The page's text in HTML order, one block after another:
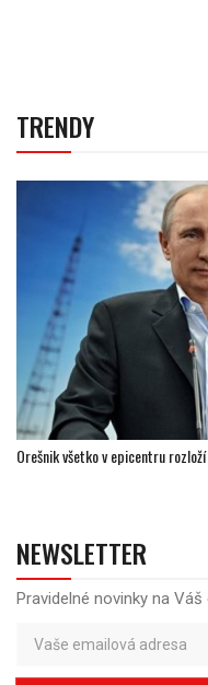
TRENDY
Orešnik všetko v epicentru
NEWSLETTER
Pravidelné novinky na Váš